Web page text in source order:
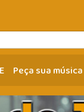
Peça sua música